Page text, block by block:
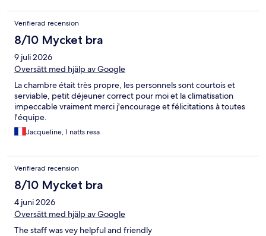
Verifierad recension
8/10 Mycket bra
9 juli 2026
Översätt med hjälp av Google
La chambre était très propre, les personnels sont courtois et
serviable, petit déjeuner correct pour moi et la climatisation
impeccable vraiment merci j'encourage et félicitations à toutes
l'équipe.
Jacqueline, 1 natts resa
Verifierad recension
8/10 Mycket bra
4 juni 2026
Översätt med hjälp av Google
The staff was vey helpful and friendly